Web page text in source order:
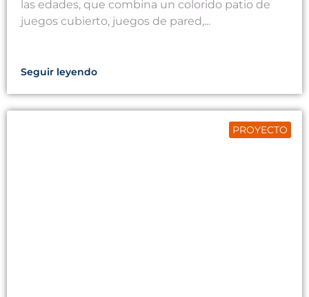
las edades, que combina un colorido patio de
juegos cubierto, juegos de pared,...
Seguir leyendo
PROYECTO